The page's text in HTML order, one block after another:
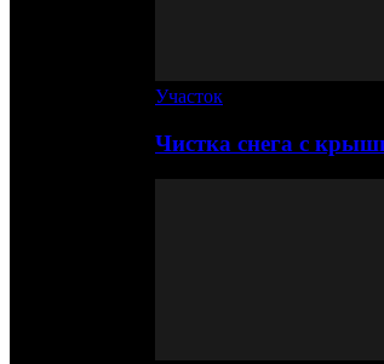
Участок
Чистка снега с